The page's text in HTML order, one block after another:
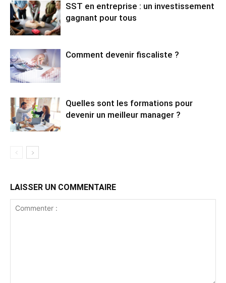
SST en entreprise : un investissement
gagnant pour tous
Comment devenir fiscaliste ?
Quelles sont les formations pour
devenir un meilleur manager ?
LAISSER UN COMMENTAIRE